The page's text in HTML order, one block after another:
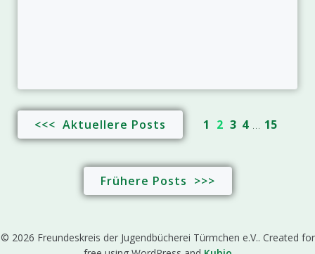
<<< Aktuellere Posts 1 2 3 4 … 15
Frühere Posts >>>
© 2026 Freundeskreis der Jugendbücherei Türmchen e.V.. Created for